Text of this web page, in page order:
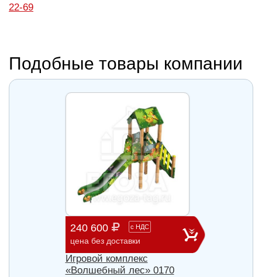
22-69
Подобные товары компании
240 600 с НДС
цена без доставки
Игровой комплекс
«Волшебный лес» 0170